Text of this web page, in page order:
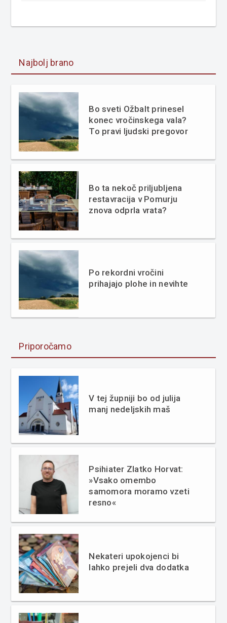
Najbolj brano
Bo sveti Ožbalt prinesel
konec vročinskega vala?
To pravi ljudski pregovor
Bo ta nekoč priljubljena
restavracija v Pomurju
znova odprla vrata?
Po rekordni vročini
prihajajo plohe in nevihte
Priporočamo
V tej župniji bo od julija
manj nedeljskih maš
Psihiater Zlatko Horvat:
»Vsako omembo
samomora moramo vzeti
resno«
Nekateri upokojenci bi
lahko prejeli dva dodatka